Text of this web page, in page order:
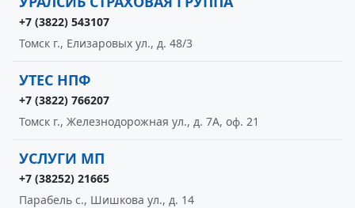
+7 (3822) 543107
Томск г., Елизаровых ул., д. 48/3
УТЕС НПФ
+7 (3822) 766207
Томск г., Железнодорожная ул., д. 7А, оф. 21
УСЛУГИ МП
+7 (38252) 21665
Парабель с., Шишкова ул., д. 14